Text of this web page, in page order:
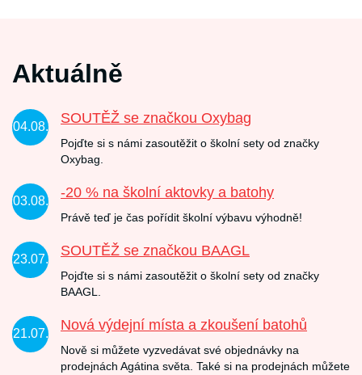
Aktuálně
04.08.
SOUTĚŽ se značkou Oxybag
Pojďte si s námi zasoutěžit o školní sety od značky
Oxybag.
03.08.
-20 % na školní aktovky a batohy
Právě teď je čas pořídit školní výbavu výhodně!
23.07.
SOUTĚŽ se značkou BAAGL
Pojďte si s námi zasoutěžit o školní sety od značky
BAAGL.
21.07.
Nová výdejní místa a zkoušení batohů
Nově si můžete vyzvedávat své objednávky na
prodejnách Agátina světa. Také si na prodejnách můžete